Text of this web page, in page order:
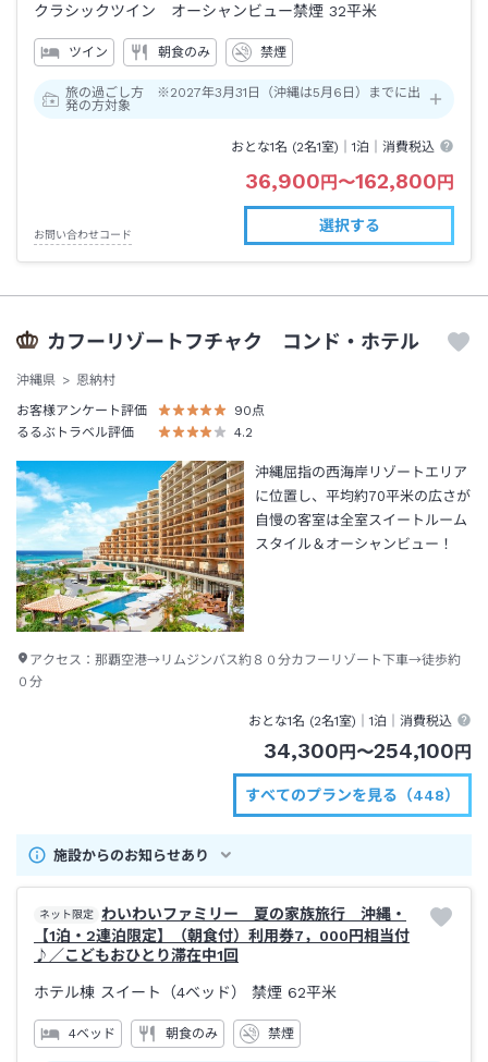
クラシックツイン オーシャンビュー禁煙 32平米
ツイン 朝食のみ 禁煙
旅の過ごし方 ※2027年3月31日（沖縄は5月6日）までに出
発の方対象
おとな1名 (2名1室)｜1泊 ｜消費税込
36,900円〜162,800円
お問い合わせコード
選択する
カフーリゾートフチャク コンド・ホテル
沖縄県
恩納村
お客様アンケート評価
90点
るるぶトラベル評価
4.2
沖縄屈指の西海岸リゾートエリア
に位置し、平均約70平米の広さが
自慢の客室は全室スイートルーム
スタイル＆オーシャンビュー！
アクセス： 那覇空港→リムジンバス約８０分カフーリゾート下車→徒歩約
０分
おとな1名 (2名1室)｜1泊 ｜消費税込
34,300 円 〜254,100 円
すべてのプランを見る（448）
施設からのお知らせあり
ネット限定
わいわいファミリー 夏の家族旅行 沖縄・
【1泊・2連泊限定】（朝食付）利用券7，000円相当付
♪／こどもおひとり滞在中1回
ホテル棟 スイート（4ベッド） 禁煙 62平米
4ベッド 朝食のみ 禁煙